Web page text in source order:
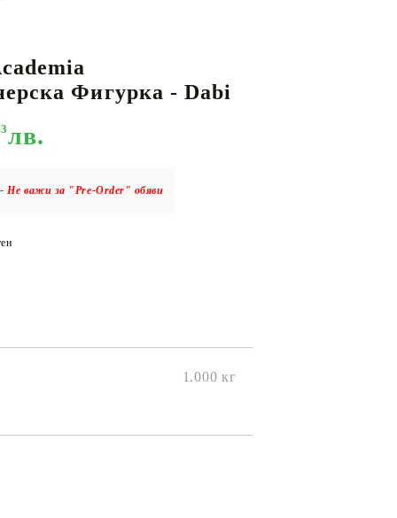
RIFTBOUND: LEAGUE OF LEGENDS
GUNDAM CARD GAME
Фигурка - Dabi
лв.
Не важи за "Pre-Order" обяви
1.000 кг